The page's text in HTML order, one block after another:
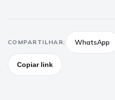
COMPARTILHAR: WhatsApp
Copiar link